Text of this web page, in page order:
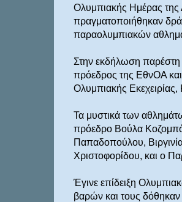
Ολυμπιακής Ημέρας
πραγματοποιήθηκαν
παραολυμπιακών
Στην εκδήλωση παρέστη
πρόεδρος της ΕθνΟΑ
Ολυμπιακής
Τα μυστικά των
πρόεδρο Βούλα
Παπαδοπούλου,
Χριστοφορίδου, και ο
Έγινε επίδειξη
βαρών και τους